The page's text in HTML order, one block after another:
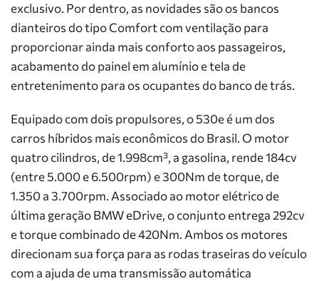
exclusivo. Por dentro, as novidades são os bancos
dianteiros do tipo Comfort com ventilação para
proporcionar ainda mais conforto aos passageiros,
acabamento do painel em alumínio e tela de
entretenimento para os ocupantes do banco de trás.
Equipado com dois propulsores, o 530e é um dos
carros híbridos mais econômicos do Brasil. O motor
quatro cilindros, de 1.998cm³, a gasolina, rende 184cv
(entre 5.000 e 6.500rpm) e 300Nm de torque, de
1.350 a 3.700rpm. Associado ao motor elétrico de
última geração BMW eDrive, o conjunto entrega 292cv
e torque combinado de 420Nm. Ambos os motores
direcionam sua força para as rodas traseiras do veículo
com a ajuda de uma transmissão automática